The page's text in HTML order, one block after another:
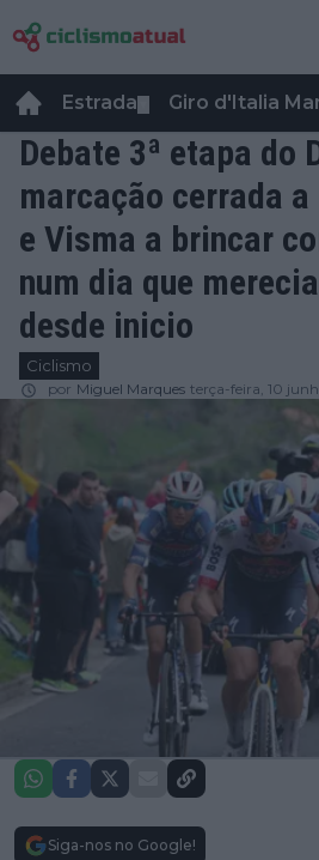
Estrada Giro d'Italia
Debate 3ª etapa do
marcação cerrada a
e Visma a brincar
num dia que
desde inicio
Ciclismo
por Miguel Marques terça-feira, 10
Siga-nos no Google!